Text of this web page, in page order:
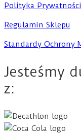
Polityka Prywatności
Regulamin Sklepu
Standardy Ochrony
Jesteśmy
z: